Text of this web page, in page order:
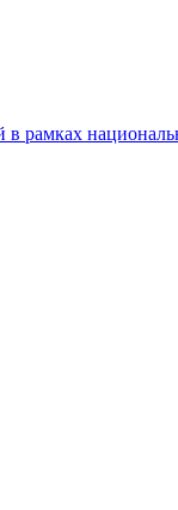
рамках